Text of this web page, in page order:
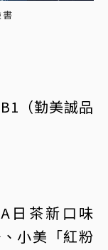
（勤美誠品
日茶新口味
小美「紅粉